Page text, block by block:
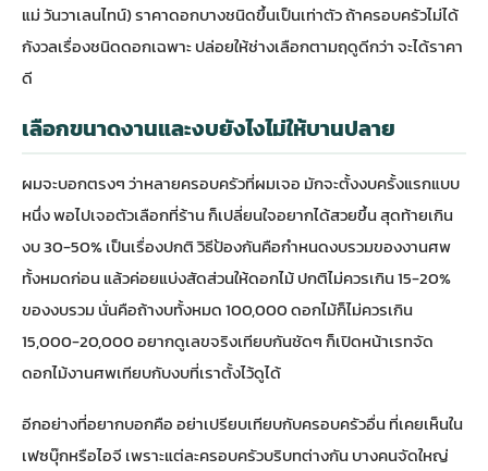
แม่ วันวาเลนไทน์) ราคาดอกบางชนิดขึ้นเป็นเท่าตัว ถ้าครอบครัวไม่ได้
กังวลเรื่องชนิดดอกเฉพาะ ปล่อยให้ช่างเลือกตามฤดูดีกว่า จะได้ราคา
ดี
เลือกขนาดงานและงบยังไงไม่ให้บานปลาย
ผมจะบอกตรงๆ ว่าหลายครอบครัวที่ผมเจอ มักจะตั้งงบครั้งแรกแบบ
หนึ่ง พอไปเจอตัวเลือกที่ร้าน ก็เปลี่ยนใจอยากได้สวยขึ้น สุดท้ายเกิน
งบ 30-50% เป็นเรื่องปกติ วิธีป้องกันคือกำหนดงบรวมของงานศพ
ทั้งหมดก่อน แล้วค่อยแบ่งสัดส่วนให้ดอกไม้ ปกติไม่ควรเกิน 15-20%
ของงบรวม นั่นคือถ้างบทั้งหมด 100,000 ดอกไม้ก็ไม่ควรเกิน
15,000-20,000 อยากดูเลขจริงเทียบกันชัดๆ ก็เปิดหน้าเรทจัด
ดอกไม้งานศพเทียบกับงบที่เราตั้งไว้ดูได้
อีกอย่างที่อยากบอกคือ อย่าเปรียบเทียบกับครอบครัวอื่น ที่เคยเห็นใน
เฟซบุ๊กหรือไอจี เพราะแต่ละครอบครัวบริบทต่างกัน บางคนจัดใหญ่